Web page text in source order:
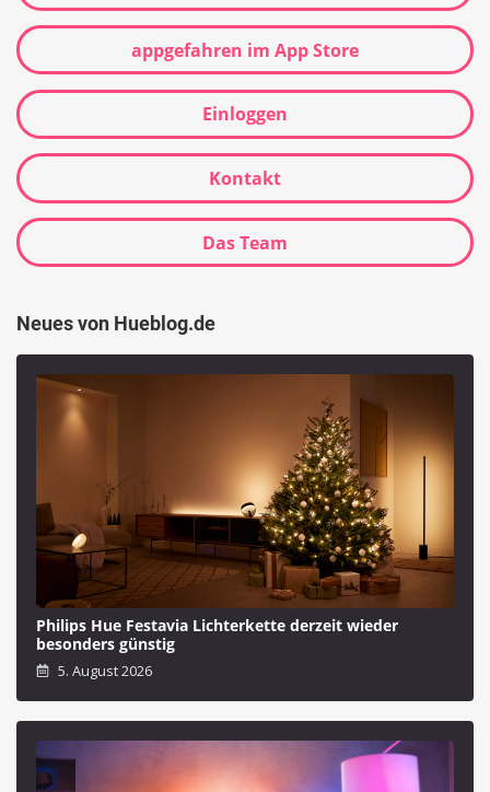
appgefahren im App Store
Einloggen
Kontakt
Das Team
Neues von Hueblog.de
Philips Hue Festavia Lichterkette derzeit wieder
besonders günstig
5. August 2026